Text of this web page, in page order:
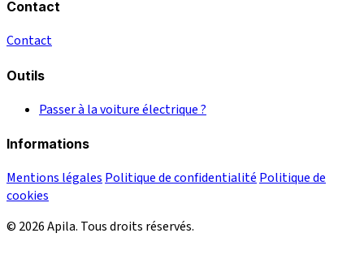
Contact
Contact
Outils
Passer à la voiture électrique ?
Informations
Mentions légales Politique de confidentialité Politique de
cookies
© 2026 Apila. Tous droits réservés.